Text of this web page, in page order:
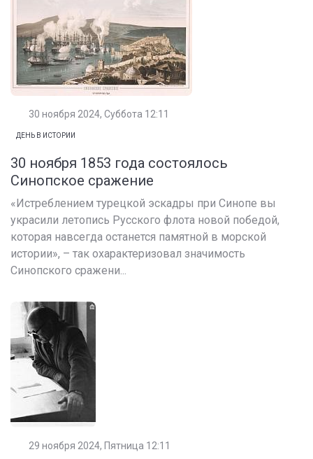
30 ноября 2024, Суббота 12:11
ДЕНЬ В ИСТОРИИ
30 ноября 1853 года состоялось
Синопское сражение
«Истреблением турецкой эскадры при Синопе вы
украсили летопись Русского флота новой победой,
которая навсегда останется памятной в морской
истории», – так охарактеризовал значимость
Синопского сражени...
29 ноября 2024, Пятница 12:11